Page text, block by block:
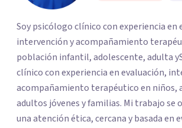
Soy psicólogo clínico con experiencia en
intervención y acompañamiento
población infantil, adolescente, adulta
clínico con experiencia en evaluación,
acompañamiento terapéutico en niños,
adultos jóvenes y familias. Mi trabajo se
una atención ética, cercana y basada en